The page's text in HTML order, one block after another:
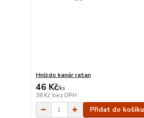
Hnízdo kanár ratan
46 Kč/ks
38 Kč bez DPH
Přidat do košíku